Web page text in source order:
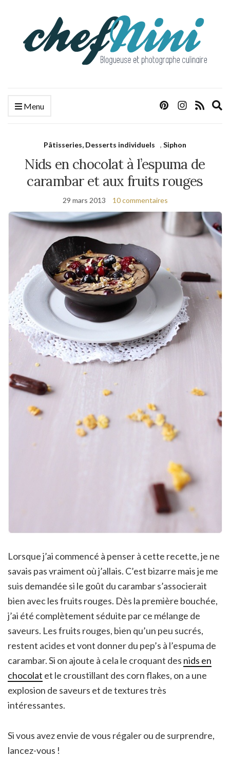
Menu
Pâtisseries, Desserts individuels , Siphon
Nids en chocolat à l’espuma de
carambar et aux fruits rouges
29 mars 2013 10 commentaires
Lorsque j’ai commencé à penser à cette recette, je ne
savais pas vraiment où j’allais. C’est bizarre mais je me
suis demandée si le goût du carambar s’associerait
bien avec les fruits rouges. Dès la première bouchée,
j’ai été complètement séduite par ce mélange de
saveurs. Les fruits rouges, bien qu’un peu sucrés,
restent acides et vont donner du pep’s à l’espuma de
carambar. Si on ajoute à cela le croquant des nids en
chocolat et le croustillant des corn flakes, on a une
explosion de saveurs et de textures très
intéressantes.
Si vous avez envie de vous régaler ou de surprendre,
lancez-vous !